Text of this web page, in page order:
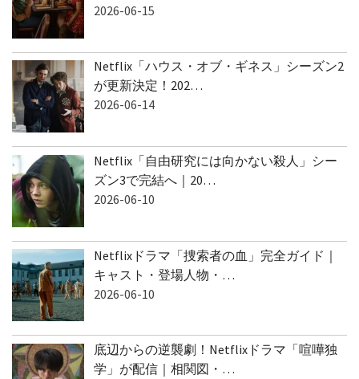
2026-06-15
Netflix「ハウス・オブ・ギネス」シーズン2
が更新決定！202…
2026-06-14
Netflix「自由研究には向かない殺人」シー
ズン3で完結へ｜20…
2026-06-10
Netflixドラマ「捜索者の血」完全ガイド｜
キャスト・登場人物・…
2026-06-10
底辺からの逆襲劇！Netflixドラマ「喧嘩独
学」が配信｜相関図・…